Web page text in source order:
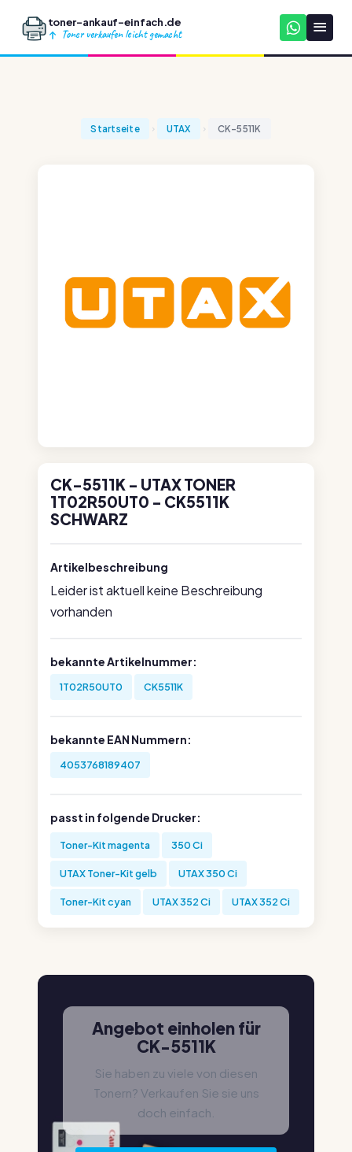
toner-ankauf-einfach.de
Toner verkaufen leicht gemacht
Startseite UTAX CK-5511K
CK-5511K - UTAX TONER
1T02R50UT0 - CK5511K
SCHWARZ
Artikelbeschreibung
Leider ist aktuell keine Beschreibung
vorhanden
bekannte Artikelnummer:
1T02R50UT0 CK5511K
bekannte EAN Nummern:
4053768189407
passt in folgende Drucker:
Toner-Kit magenta 350 Ci
UTAX Toner-Kit gelb UTAX 350 Ci
Toner-Kit cyan UTAX 352 Ci UTAX 352 Ci
Angebot einholen für
CK-5511K
Sie haben zu viele von diesen
Tonern? Verkaufen Sie sie uns
doch einfach.